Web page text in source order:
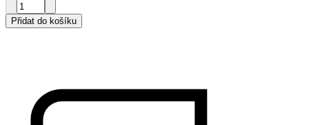
Přidat do košíku